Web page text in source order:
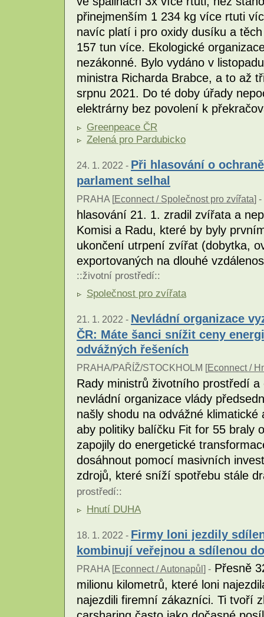
přinejmenším 1 234 kg více rtuti
navíc platí i pro oxidy dusíku a
157 tun více. Ekologické
nezákonné. Bylo vydáno v
ministra Richarda Brabce, a to až
srpnu 2021. Do té doby úřady
elektrárny bez povolení k
Greenpeace ČR
Zelená pro Pardubicko
24. 1. 2022 - Při hlasování o
parlament selhal
PRAHA [Econnect / Společnost pro zvířata] -
hlasování 21. 1. zradil zvířata a
Komisi a Radu, které by byly
ukončení utrpení zvířat (dobytka,
exportovaných na dlouhé
::životní prostředí::
Společnost pro zvířata
21. 1. 2022 - Nevládní organizace
ČR: Máte šanci snížit ceny
odvážných řešeních
PRAHA/PAŘÍŽ/STOCKHOLM [Econnect /
Rady ministrů životního prostředí
nevládní organizace vlády
našly shodu na odvážné
aby politiky balíčku Fit for 55 braly
zapojily do energetické
dosáhnout pomocí masivních
zdrojů, které sníží spotřebu stále
prostředí::
Hnutí DUHA
18. 1. 2022 - Firmy loni jezdily
kombinují veřejnou a sdílenou
PRAHA [Econnect / Autonapůl ] - Přesně
milionu kilometrů, které loni
najezdili firemní zákazníci. Ti tvoří